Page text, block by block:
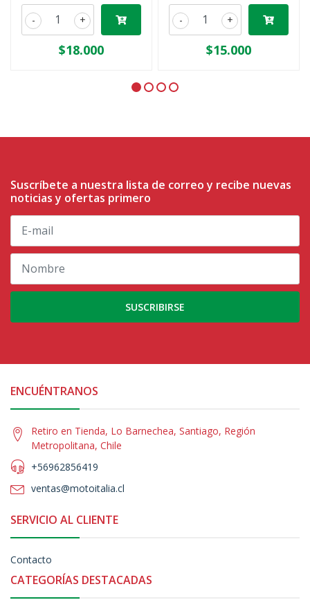
+
-
$18.000
+
-
$15.000
Suscríbete a nuestra lista de correo y recibe nuevas
noticias y ofertas primero
SUSCRIBIRSE
ENCUÉNTRANOS
Retiro en Tienda, Lo Barnechea, Santiago, Región
Metropolitana, Chile
+56962856419
ventas@motoitalia.cl
SERVICIO AL CLIENTE
Contacto
CATEGORÍAS DESTACADAS